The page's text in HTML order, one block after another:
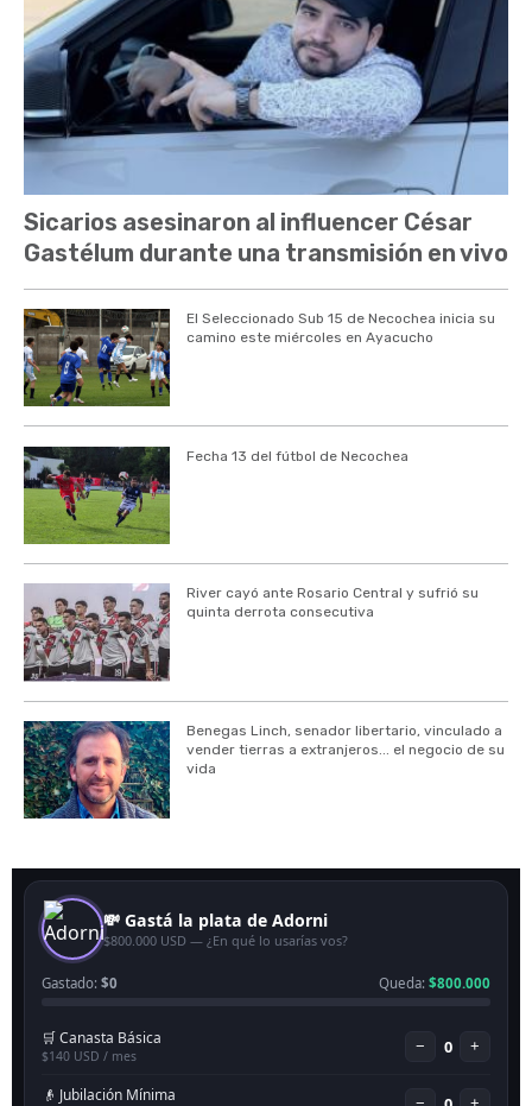
Sicarios asesinaron al influencer César
Gastélum durante una transmisión en vivo
El Seleccionado Sub 15 de Necochea inicia su
camino este miércoles en Ayacucho
Fecha 13 del fútbol de Necochea
River cayó ante Rosario Central y sufrió su
quinta derrota consecutiva
Benegas Linch, senador libertario, vinculado a
vender tierras a extranjeros... el negocio de su
vida